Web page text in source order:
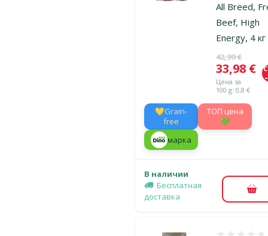
All Breed,
Beef, High
Energy, 4 кг
Исходная
42,99 €
Цена
33,98 €
Цена за
100 g: 0,8 €
💛Grain-
free
TOП цена
💚
марка
В наличии
Бесплатная
доставка
В